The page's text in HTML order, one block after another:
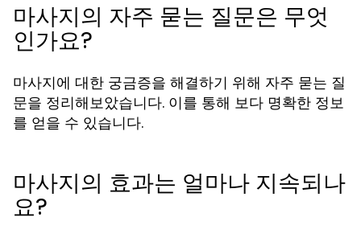
마사지의 자주 묻는 질문은 무엇
인가요?
마사지에 대한 궁금증을 해결하기 위해 자주 묻는 질
문을 정리해보았습니다. 이를 통해 보다 명확한 정보
를 얻을 수 있습니다.
마사지의 효과는 얼마나 지속되나
요?